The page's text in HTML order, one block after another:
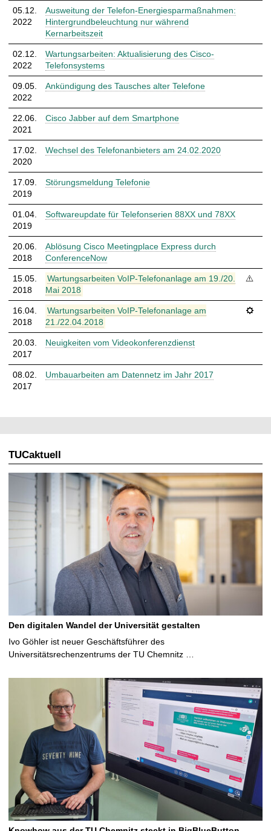
05.12.​
2022
Ausweitung der Telefon-Energiesparmaßnahmen:
Hintergrundbeleuchtung nur während
Kernarbeitszeit
02.12.​
2022
Wartungsarbeiten: Aktualisierung des Cisco-
Telefonsystems
09.05.​
2022
Ankündigung des Tausches alter Telefone
22.06.​
2021
Cisco Jabber auf dem Smartphone
17.02.​
2020
Wechsel des Telefonanbieters am 24.02.2020
17.09.​
2019
Störungsmeldung Telefonie
01.04.​
2019
Softwareupdate für Telefonserien 88XX und 78XX
20.06.​
2018
Ablösung Cisco Meetingplace Express durch
ConferenceNow
15.05.​
2018
Wartungsarbeiten VoIP-Telefonanlage am 19./20.
Mai 2018
16.04.​
2018
Wartungsarbeiten VoIP-Telefonanlage am
21./22.04.2018
⚙
20.03.​
2017
Neuigkeiten vom Videokonferenzdienst
08.02.​
2017
Umbauarbeiten am Datennetz im Jahr 2017
TUCaktuell
Den digitalen Wandel der Universität gestalten
Ivo Göhler ist neuer Geschäftsführer des
Universitätsrechenzentrums der TU Chemnitz …